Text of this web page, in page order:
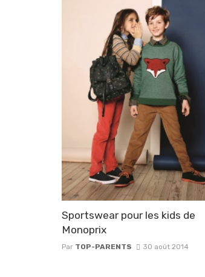
Sportswear pour les kids de
Monoprix
Par TOP-PARENTS 30 août 2014